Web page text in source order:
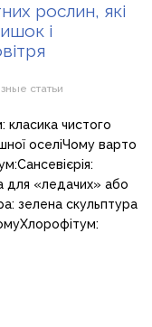
рослин, які
і
статьи
класика чистого
оселіЧому варто
для «ледачих» або
зелена скульптура